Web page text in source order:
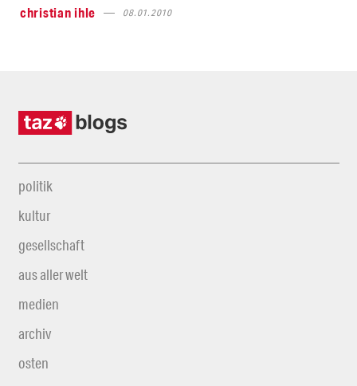
christian ihle
08.01.2010
politik
kultur
gesellschaft
aus aller welt
medien
archiv
osten